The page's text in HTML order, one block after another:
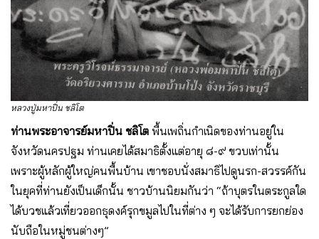
หลวงปู่มหาปิ่น ชลิโต
ท่านพระอาจารย์มหาปิ่น ชลิโต พื้นเพถิ่นกำเนิดของท่านอยู่ใน
จังหวัดนครปฐม ท่านเคยได้สมาธิตั้งแต่อายุ ๘-๙ ขวบเท่านั้น
เพราะผู้หลักผู้ใหญ่คนพื้นบ้าน เขาชอบนั่งสมาธิไปดูนรก-สวรรค์กัน
ในยุคที่ท่านยังเป็นเด็กนั้น ชาวบ้านนิยมกันว่า “ถ้าบุตรในตระกูลใด
ได้บวชแล้วเที่ยวออกธุดงค์รุกขมูลไปในที่ต่าง ๆ จะได้รับการยกย่อง
นับถือในหมู่ชนต่างๆ”